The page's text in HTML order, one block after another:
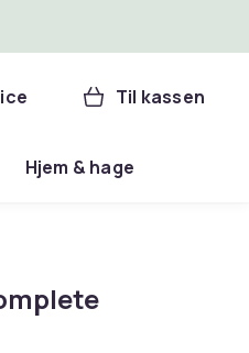
Til kassen
Hjem & hage